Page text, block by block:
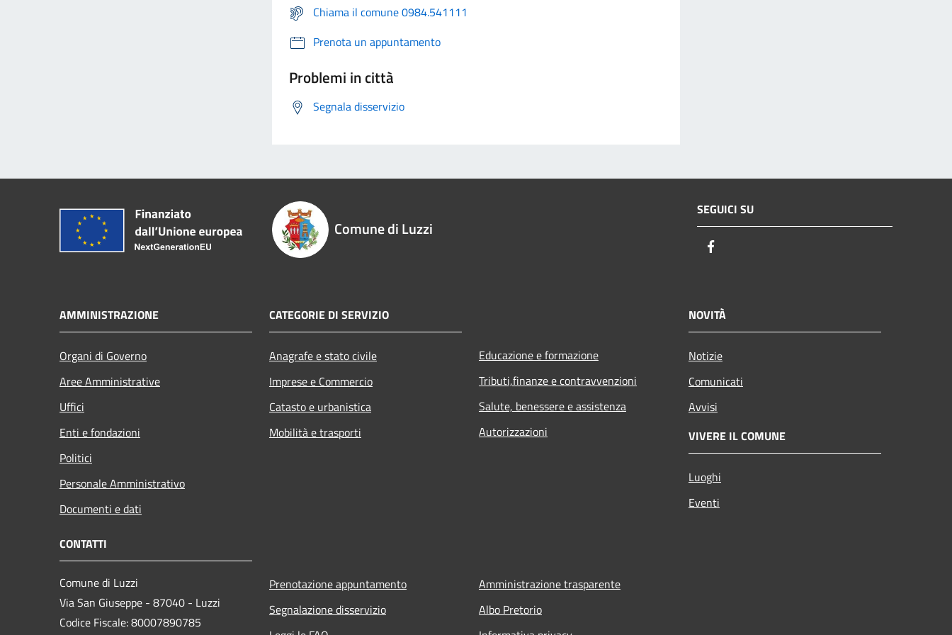
Chiama il comune 0984.541111
Prenota un appuntamento
Problemi in città
Segnala disservizio
Comune di Luzzi
SEGUICI SU
AMMINISTRAZIONE
Organi di Governo
Aree Amministrative
Uffici
Enti e fondazioni
Politici
Personale Amministrativo
Documenti e dati
CATEGORIE DI SERVIZIO
Anagrafe e stato civile
Imprese e Commercio
Catasto e urbanistica
Mobilità e trasporti
Educazione e formazione
Tributi,finanze e contravvenzioni
Salute, benessere e assistenza
Autorizzazioni
NOVITÀ
Notizie
Comunicati
Avvisi
VIVERE IL COMUNE
Luoghi
Eventi
CONTATTI
Comune di Luzzi
Via San Giuseppe - 87040 - Luzzi
Codice Fiscale: 80007890785
Prenotazione appuntamento
Segnalazione disservizio
Amministrazione trasparente
Albo Pretorio